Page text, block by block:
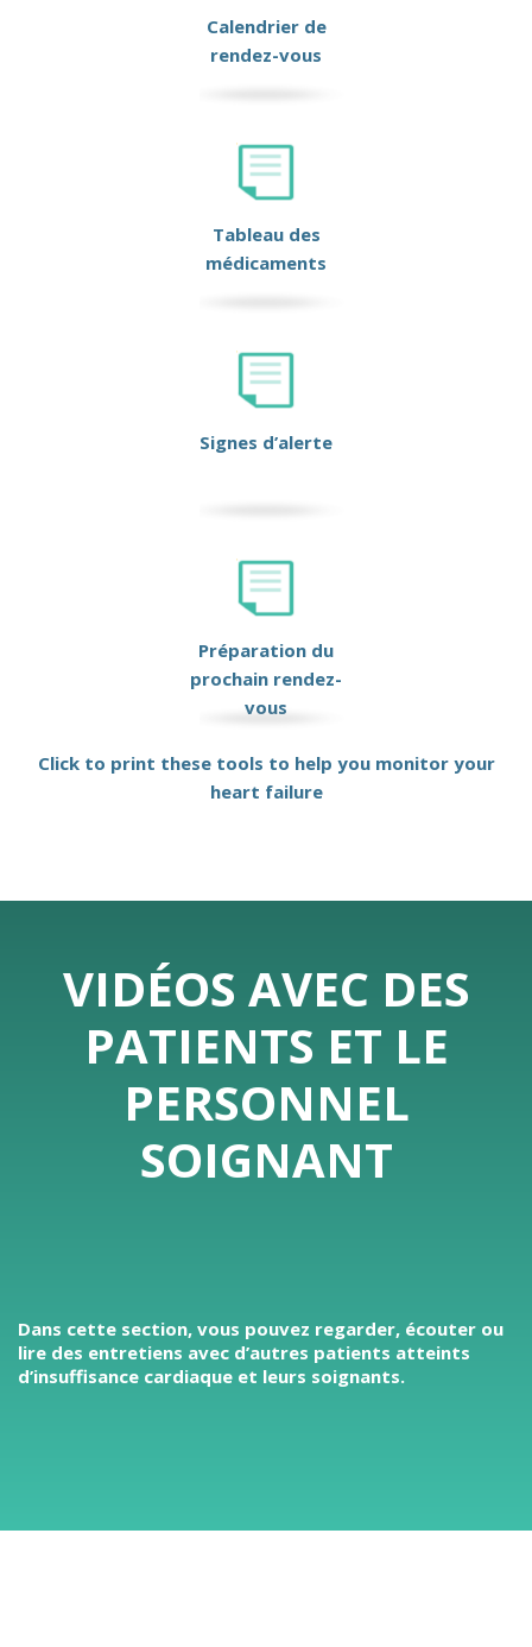
Calendrier de
rendez-vous
Tableau des
médicaments
Signes d’alerte
Préparation du
prochain rendez-
vous
Click to print these tools to help you monitor your
heart failure
VIDÉOS AVEC DES
PATIENTS ET LE
PERSONNEL
SOIGNANT
Dans cette section, vous pouvez regarder, écouter ou
lire des entretiens avec d’autres patients atteints
d’insuffisance cardiaque et leurs soignants.